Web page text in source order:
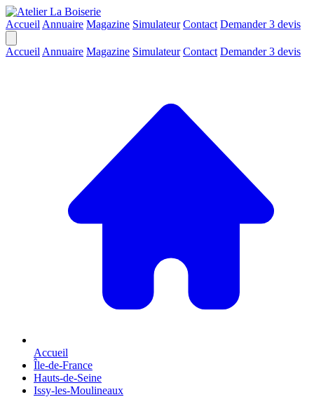
Accueil Annuaire Magazine Simulateur Contact Demander 3 devis
Accueil Annuaire Magazine Simulateur Contact Demander 3 devis
Accueil
Île-de-France
Hauts-de-Seine
Issy-les-Moulineaux